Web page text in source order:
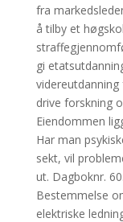
fra
å tilby et
gi
drive forskning
Eiendommen
Har man
sekt, vil
ut. Dagboknr.
Bestemmelse
elektriske